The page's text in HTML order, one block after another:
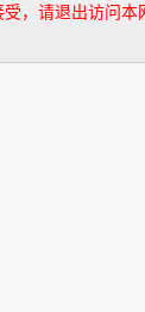
，请退出访问